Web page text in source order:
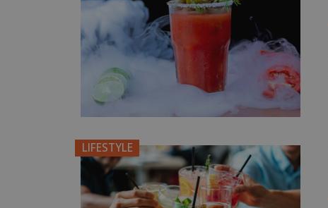
LIFESTYLE